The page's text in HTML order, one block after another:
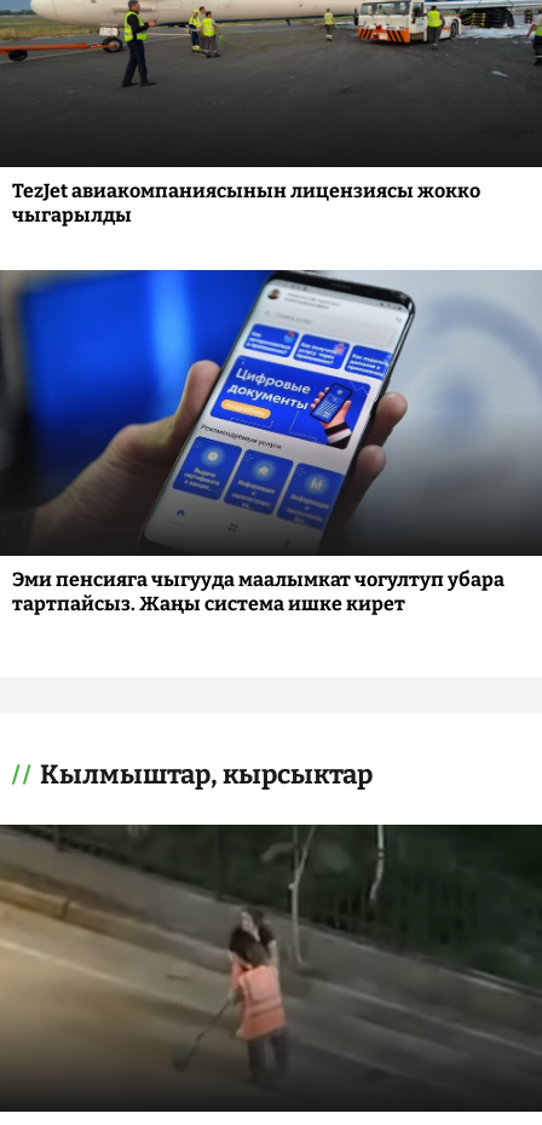
TezJet авиакомпаниясынын лицензиясы жокко
чыгарылды
Эми пенсияга чыгууда маалымкат чогултуп убара
тартпайсыз. Жаңы система ишке кирет
Кылмыштар, кырсыктар